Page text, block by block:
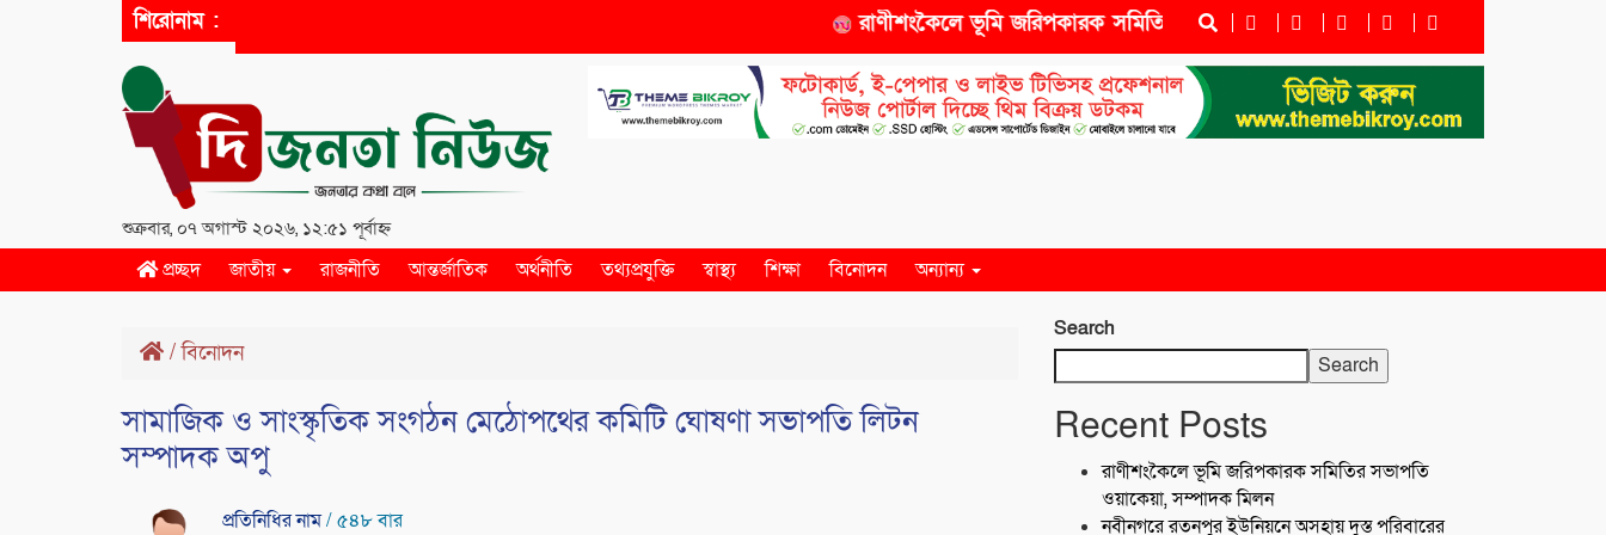
শিরোনাম : রাণীশংকৈলে ভূমি জরিপকারক সমিতির সভাপতি ওয়াকেয়া, সম্পাদক মিলন
শুক্রবার, ০৭ অগাস্ট ২০২৬, ১২:৫১ পূর্বাহ্ন
প্রচ্ছদ জাতীয় রাজনীতি আন্তর্জাতিক অর্থনীতি তথ্যপ্রযুক্তি স্বাস্থ্য শিক্ষা বিনোদন অন্যান্য
/বিনোদন
সামাজিক ও সাংস্কৃতিক সংগঠন মেঠোপথের কমিটি ঘোষণা সভাপতি লিটন
সম্পাদক অপু
প্রতিনিধির নাম/ ৫৪৮ বার
Search
Search
Recent Posts
রাণীশংকৈলে ভূমি জরিপকারক সমিতির সভাপতি
ওয়াকেয়া, সম্পাদক মিলন
নবীনগরে রতনপুর ইউনিয়নে অসহায় দুস্ত পরিবারের